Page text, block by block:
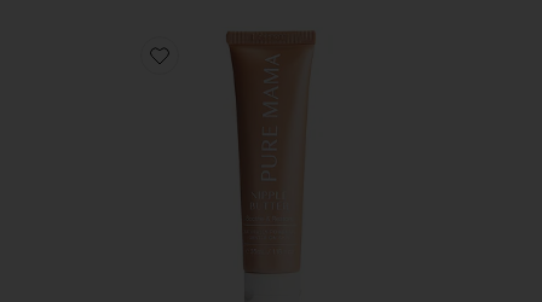
Favorite MANTEIGA PARA MAMILO NIPPLE BUTTER